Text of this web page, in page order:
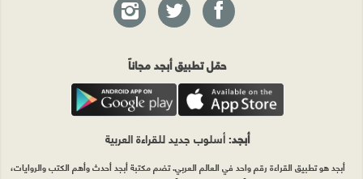
حمّل تطبيق أبجد مجاناً
أبجد: أسلوب جديد للقراءة العربية
أبجد هو تطبيق القراءة رقم واحد في العالم العربي. تضم مكتبة أبجد أحدث وأهم الكتب والروايات،